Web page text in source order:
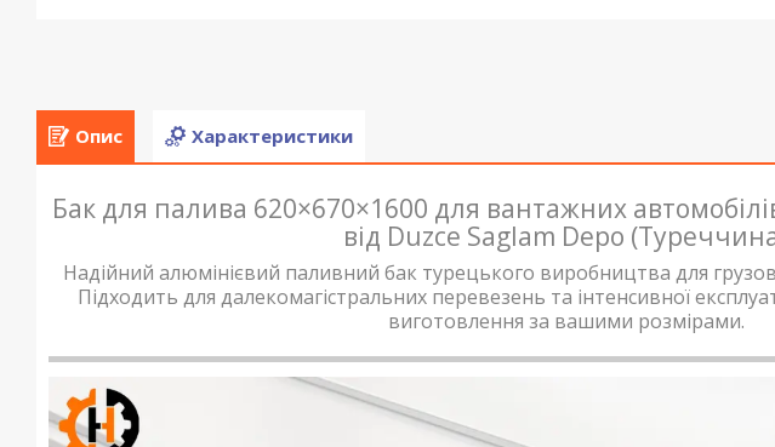
Опис Характеристики
Бак для палива 620×670×1600 для вантажних
від Duzce Saglam Depo
Надійний алюмінієвий паливний бак турецького виробництва для
Підходить для далекомагістральних перевезень та інтенсивної
виготовлення за вашими розмірами.